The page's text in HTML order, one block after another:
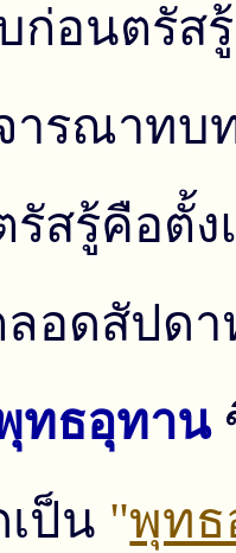
ก่อนตรัส
ารณาทบ
รัสรู้คือตั้
ลอดสัปด
ทธอุทาน
ป็น "พุท